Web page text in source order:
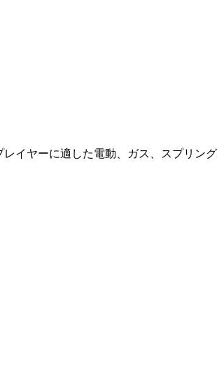
イヤーに適した電動、ガス、スプリン